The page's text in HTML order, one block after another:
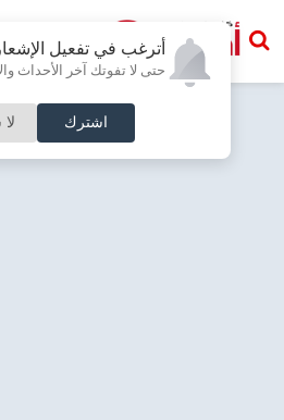
أترغب في تفعيل
حتى لا تفوتك آخر الأحداث
اشترك